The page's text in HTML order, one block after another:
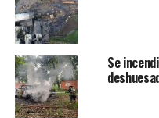
Por último, el jefe de
que de acuerdo con la
que en Córdoba se
sin embargo, la cifra
con este proceso de
Se